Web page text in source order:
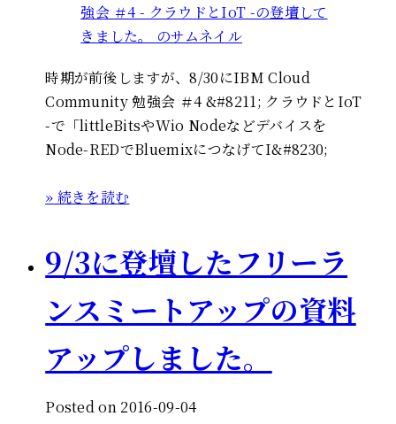
時期が前後しますが、8/30にIBM Cloud
Community 勉強会 ＃4 &#8211; クラウドとIoT
-で「littleBitsやWio Nodeなどデバイスを
Node-REDでBluemixにつなげてI&#8230;
» 続きを読む
9/3に登壇したフリーラ
ンスミートアップの資料
アップしました。
Posted on 2016-09-04